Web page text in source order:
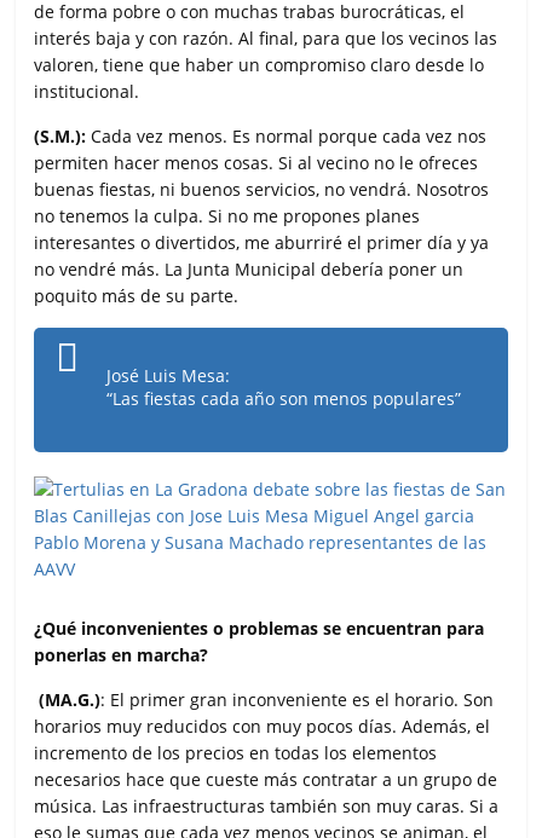
de forma pobre o con muchas trabas burocráticas, el
interés baja y con razón. Al final, para que los vecinos las
valoren, tiene que haber un compromiso claro desde lo
institucional.
(S.M.): Cada vez menos. Es normal porque cada vez nos
permiten hacer menos cosas. Si al vecino no le ofreces
buenas fiestas, ni buenos servicios, no vendrá. Nosotros
no tenemos la culpa. Si no me propones planes
interesantes o divertidos, me aburriré el primer día y ya
no vendré más. La Junta Municipal debería poner un
poquito más de su parte.
José Luis Mesa:
“Las fiestas cada año son menos populares”
¿Qué inconvenientes o problemas se encuentran para
ponerlas en marcha?
(MA.G.): El primer gran inconveniente es el horario. Son
horarios muy reducidos con muy pocos días. Además, el
incremento de los precios en todas los elementos
necesarios hace que cueste más contratar a un grupo de
música. Las infraestructuras también son muy caras. Si a
eso le sumas que cada vez menos vecinos se animan, el